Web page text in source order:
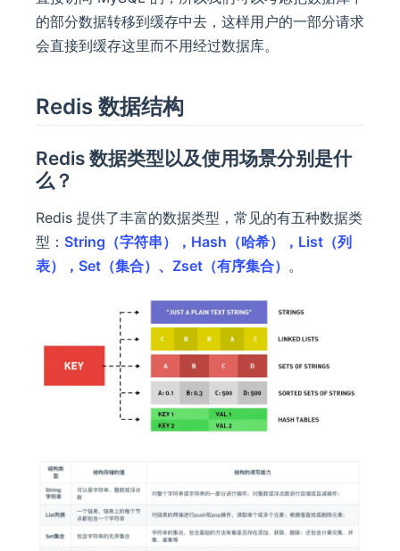
的部分数据转移到缓存中去，这样用户的一部分请求
会直接到缓存这里而不用经过数据库。
Redis 数据结构
Redis 数据类型以及使用场景分别是什
么？
Redis 提供了丰富的数据类型，常见的有五种数据类
型： String（字符串），Hash（哈希），List（列
表），Set（集合）、Zset（有序集合） 。